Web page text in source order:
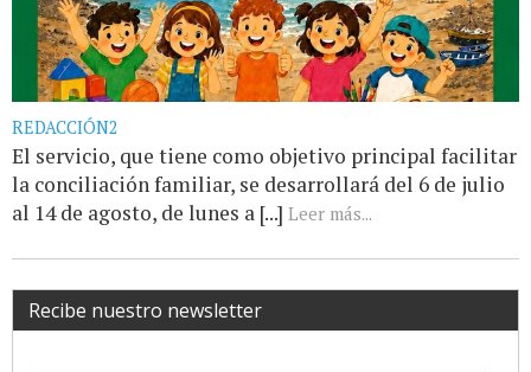
REDACCIÓN2
El servicio, que tiene como objetivo principal facilitar
la conciliación familiar, se desarrollará del 6 de julio
al 14 de agosto, de lunes a [...] Leer más...
Recibe nuestro newsletter